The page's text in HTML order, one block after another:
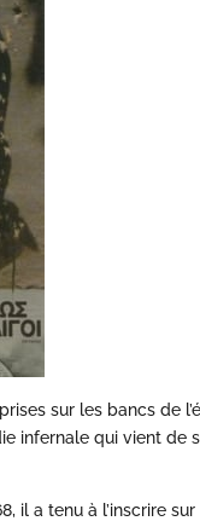
sur les bancs de
infernale qui vient de
il a tenu à l’inscrire